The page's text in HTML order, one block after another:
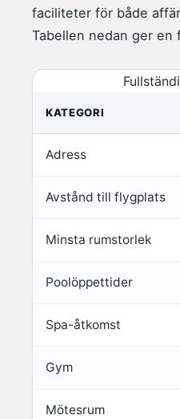
faciliteter för både
Tabellen nedan ger en
KATEGORI
Adress
Avstånd till flygplats
Minsta rumstorlek
Poolöppettider
Spa-åtkomst
Gym
Mötesrum